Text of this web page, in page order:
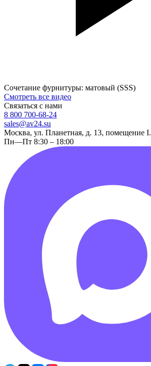
Сочетание фурнитуры: матовый (SSS)
Смотреть все видео
Связаться с нами
8 800 700-68-24
sales@av24.su
Москва, ул. Планетная, д. 13, помещение I.
Пн—Пт 8:30 – 18:00